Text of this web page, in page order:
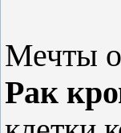
Мечты о
Рак